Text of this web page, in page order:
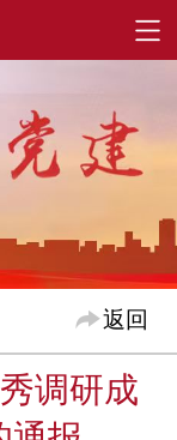
返回
调研成